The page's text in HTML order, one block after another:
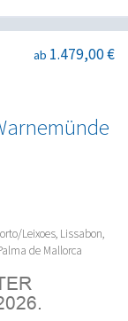
ab 1.479,00 €
Leixoes, Lissabon,
de Mallorca